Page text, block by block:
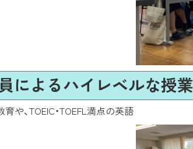
によるハイレベルな授業
、TOEIC・TOEFL満点の英語